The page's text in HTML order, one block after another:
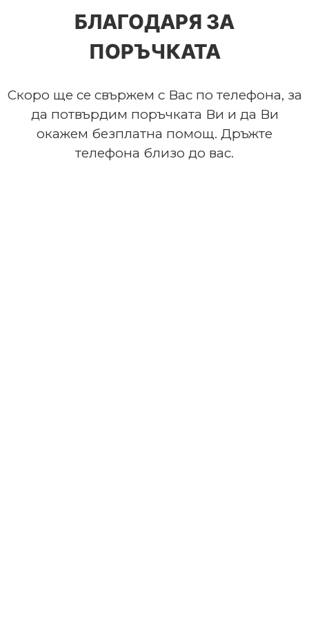
БЛАГОДАРЯ ЗА
ПОРЪЧКАТА
Скоро ще се свържем с Вас по телефона, за
да потвърдим поръчката Ви и да Ви
окажем безплатна помощ. Дръжте
телефона близо до вас.